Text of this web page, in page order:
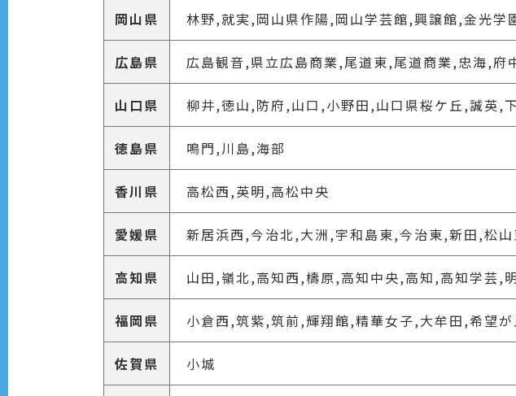
岡山県 林野,就実,岡山県作陽,岡山学芸館,興譲館,金光学
広島県 広島観音,県立広島商業,尾道東,尾道商業,忠海,
山口県 柳井,徳山,防府,山口,小野田,山口県桜ケ丘,誠英,
徳島県 鳴門,川島,海部
香川県 高松西,英明,高松中央
愛媛県 新居浜西,今治北,大洲,宇和島東,今治東,新田,松
高知県 山田,嶺北,高知西,檮原,高知中央,高知,高知学芸,
福岡県 小倉西,筑紫,筑前,輝翔館,精華女子,大牟田,希望が
佐賀県 小城